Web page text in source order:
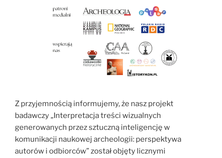
Z przyjemnością informujemy, że nasz projekt
badawczy „Interpretacja treści wizualnych
generowanych przez sztuczną inteligencję w
komunikacji naukowej archeologii: perspektywa
autorów i odbiorców” został objęty licznymi